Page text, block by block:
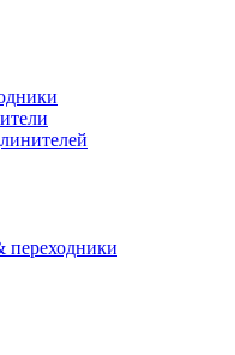
переходники